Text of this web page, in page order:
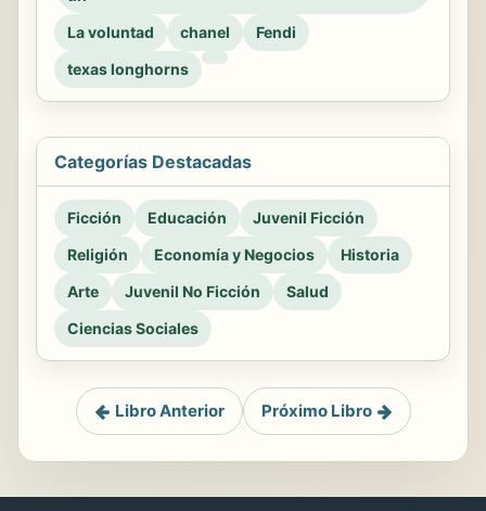
La voluntad
chanel
Fendi
texas longhorns
Categorías Destacadas
Ficción Educación
Juvenil Ficción
Religión
Economía y Negocios
Historia
Arte
Juvenil No Ficción
Salud
Ciencias Sociales
Libro Anterior Próximo Libro